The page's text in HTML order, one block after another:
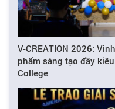
V-CREATION 2026:
phẩm sáng tạo đầy
College